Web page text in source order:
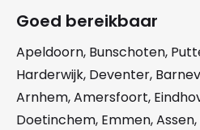
Goed bereikbaar
Apeldoorn, Bunschoten,
Harderwijk, Deventer,
Arnhem,Amersfoort,
Doetinchem, Emmen,Assen,